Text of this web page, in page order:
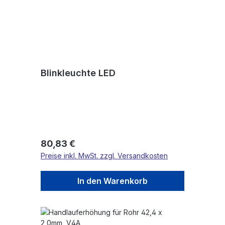
Blinkleuchte LED
Regulärer Preis:
80,83 €
Preise inkl. MwSt. zzgl. Versandkosten
In den Warenkorb